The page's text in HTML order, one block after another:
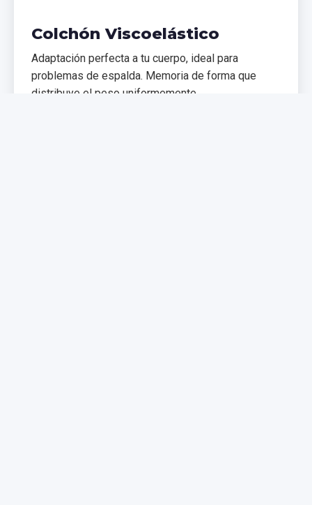
Colchón Viscoelástico
Adaptación perfecta a tu cuerpo, ideal para
problemas de espalda. Memoria de forma que
distribuye el peso uniformemente.